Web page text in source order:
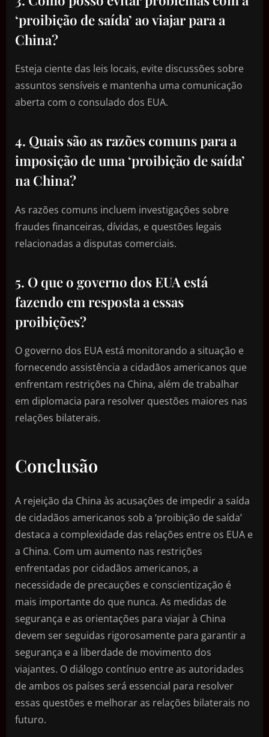
‘proibição de saída’ ao viajar para a
China?
Esteja ciente das leis locais, evite discussões sobre
assuntos sensíveis e mantenha uma comunicação
aberta com o consulado dos EUA.
4. Quais são as razões comuns para a
imposição de uma ‘proibição de saída’
na China?
As razões comuns incluem investigações sobre
fraudes financeiras, dívidas, e questões legais
relacionadas a disputas comerciais.
5. O que o governo dos EUA está
fazendo em resposta a essas
proibições?
O governo dos EUA está monitorando a situação e
fornecendo assistência a cidadãos americanos que
enfrentam restrições na China, além de trabalhar
em diplomacia para resolver questões maiores nas
relações bilaterais.
Conclusão
A rejeição da China às acusações de impedir a saída
de cidadãos americanos sob a ‘proibição de saída’
destaca a complexidade das relações entre os EUA e
a China. Com um aumento nas restrições
enfrentadas por cidadãos americanos, a
necessidade de precauções e conscientização é
mais importante do que nunca. As medidas de
segurança e as orientações para viajar à China
devem ser seguidas rigorosamente para garantir a
segurança e a liberdade de movimento dos
viajantes. O diálogo contínuo entre as autoridades
de ambos os países será essencial para resolver
essas questões e melhorar as relações bilaterais no
futuro.